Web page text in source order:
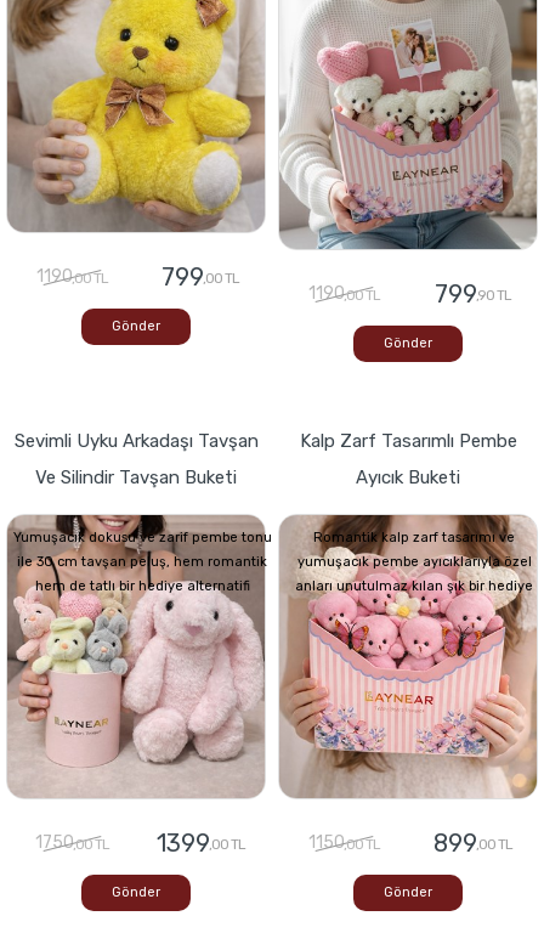
1190,00 TL 799,00 TL
Gönder
1190,00 TL 799,90 TL
Gönder
Sevimli Uyku Arkadaşı Tavşan
Ve Silindir Tavşan Buketi
Yumuşacık dokusu ve zarif pembe tonu
ile 30 cm tavşan peluş, hem romantik
hem de tatlı bir hediye alternatifi
1750,00 TL 1399,00 TL
Gönder
Kalp Zarf Tasarımlı Pembe
Ayıcık Buketi
Romantik kalp zarf tasarımı ve
yumuşacık pembe ayıcıklarıyla özel
anları unutulmaz kılan şık bir hediye
1150,00 TL 899,00 TL
Gönder